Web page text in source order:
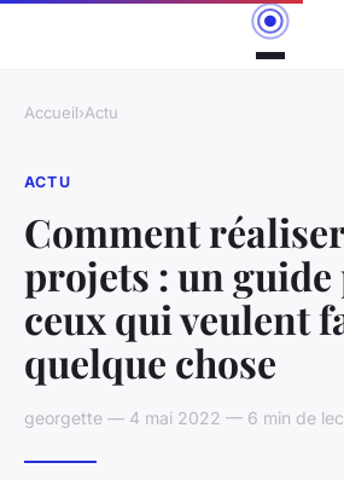
Accueil›Actu
ACTU
Comment
projets : un
ceux qui veulent
quelque chose
georgette — 4 mai 2022 — 6 min de